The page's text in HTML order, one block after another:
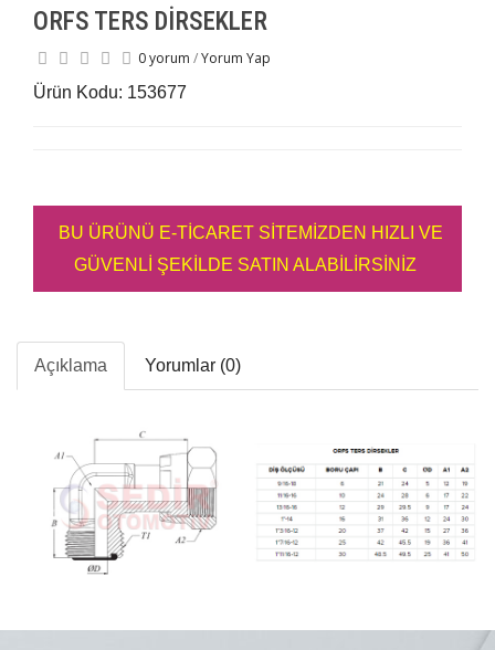
ORFS TERS DİRSEKLER
0 yorum /Yorum Yap
Ürün Kodu: 153677
BU ÜRÜNÜ E-TİCARET SİTEMİZDEN HIZLI VE
GÜVENLİ ŞEKİLDE SATIN ALABİLİRSİNİZ
Açıklama Yorumlar (0)